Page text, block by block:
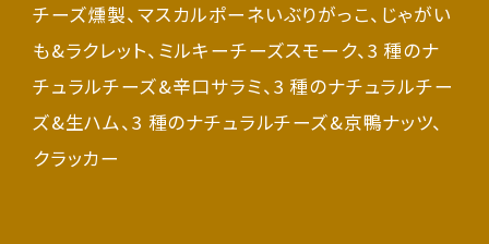
チーズ燻製、マスカルポーネいぶりがっこ、じゃがい
も&ラクレット、ミルキーチーズスモーク、3 種のナ
チュラルチーズ&辛口サラミ、3 種のナチュラルチー
ズ&生ハム、3 種のナチュラルチーズ&京鴨ナッツ、
クラッカー